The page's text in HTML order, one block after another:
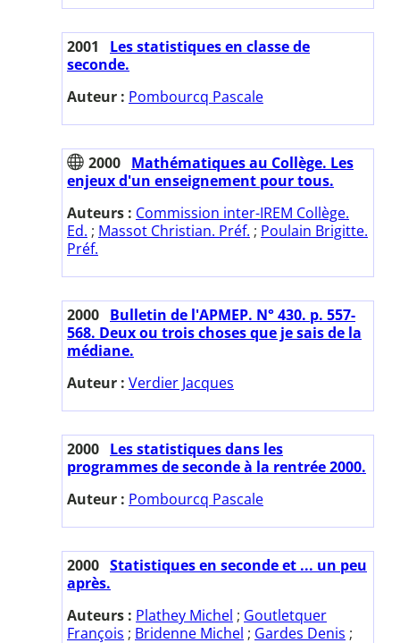
2001
Les statistiques en classe de
seconde.
Auteur : Pombourcq Pascale
2000 Mathématiques au Collège. Les
enjeux d'un enseignement pour tous.
Auteurs : Commission inter-IREM Collège.
Ed. ; Massot Christian. Préf. ; Poulain Brigitte.
Préf.
2000 Bulletin de l'APMEP. N° 430. p. 557-
568. Deux ou trois choses que je sais de la
médiane.
Auteur : Verdier Jacques
2000 Les statistiques dans les
programmes de seconde à la rentrée 2000.
Auteur : Pombourcq Pascale
2000 Statistiques en seconde et ... un peu
après.
Auteurs : Plathey Michel ; Goutletquer
François ; Bridenne Michel ; Gardes Denis ;